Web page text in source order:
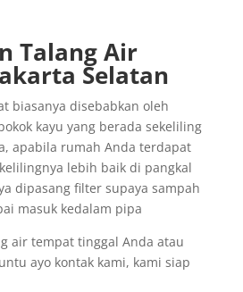
Talang Air
Selatan
biasanya disebabkan oleh
kayu yang berada sekeliling
apabila rumah Anda terdapat
lebih baik di pangkal
dipasang filter supaya sampah
masuk kedalam pipa
air tempat tinggal Anda atau
ayo kontak kami, kami siap